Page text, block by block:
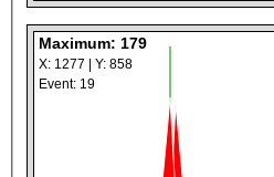
Maximum: 179
X: 1277 | Y: 858
Event: 19